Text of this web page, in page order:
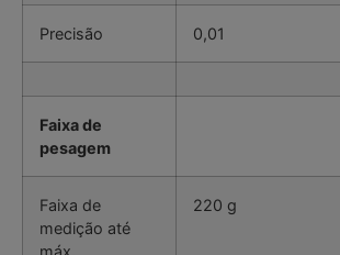
Precisão 0,01
Faixa de
pesagem
Faixa de
medição até
máx.
220 g